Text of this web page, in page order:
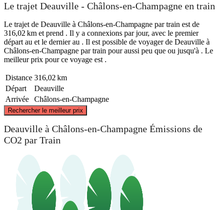
Le trajet Deauville - Châlons-en-Champagne en train
Le trajet de Deauville à Châlons-en-Champagne par train est de
316,02 km et prend . Il y a connexions par jour, avec le premier
départ au et le dernier au . Il est possible de voyager de Deauville à
Châlons-en-Champagne par train pour aussi peu que ou jusqu'à . Le
meilleur prix pour ce voyage est .
Distance 316,02 km
Départ
Deauville
Arrivée
Châlons-en-Champagne
Rechercher le meilleur prix
Deauville
Deauville à Châlons-en-Champagne Émissions de
CO2 par Train